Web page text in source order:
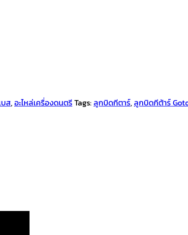
บส,อะไหล่เครื่องดนตรีTags:ลูกบิดกีตาร์,ลูกบิดกีต้าร์